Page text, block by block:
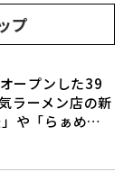
プ
ープンした39
ラーメン店の新
や「らぁめん
さん♪